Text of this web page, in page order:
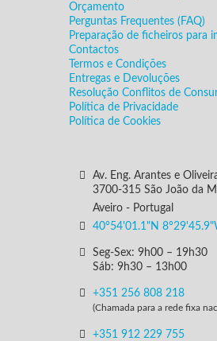
Orçamento
Perguntas Frequentes (FAQ)
Preparação de ficheiros para
Contactos
Termos e Condições
Entregas e Devoluções
Resolução Conflitos de
Política de Privacidade
Política de Cookies
Av. Eng. Arantes e
3700-315 São João da
Aveiro - Portugal
40°54'01.1"N
Seg-Sex: 9h00 – 19h30
Sáb: 9h30 – 13h00
+351 256 808 218
(Chamada para a rede fixa
+351 912 229 755